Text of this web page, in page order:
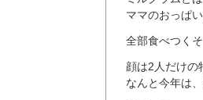
ママのおっぱ
全部食べつく
顔は2人だけの
なんと今年は